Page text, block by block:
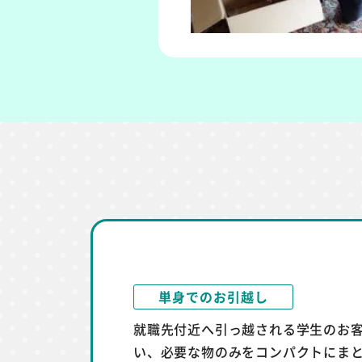
単身でのお引越し
就職先付近へ引っ越される学生のお
い、必要な物のみをコンパクトにま